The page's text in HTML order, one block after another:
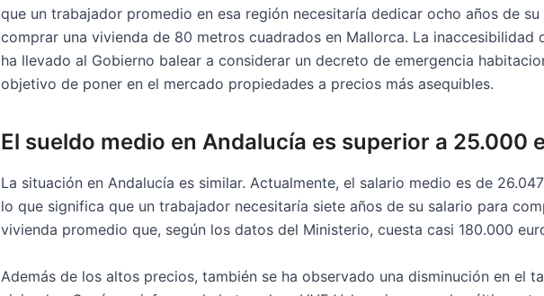
que un trabajador promedio en esa región necesitaría dedicar ocho años de su
comprar una vivienda de 80 metros cuadrados en Mallorca. La inaccesibilidad
ha llevado al Gobierno balear a considerar un decreto de emergencia
objetivo de poner en el mercado propiedades a precios más asequibles.
El sueldo medio en Andalucía es superior a 25.000
La situación en Andalucía es similar. Actualmente, el salario medio es de
lo que significa que un trabajador necesitaría siete años de su salario para
vivienda promedio que, según los datos del Ministerio, cuesta casi 180.000
Además de los altos precios, también se ha observado una disminución en el